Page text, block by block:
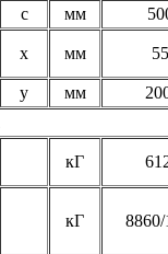
c мм
x мм
y мм
кГ
кГ